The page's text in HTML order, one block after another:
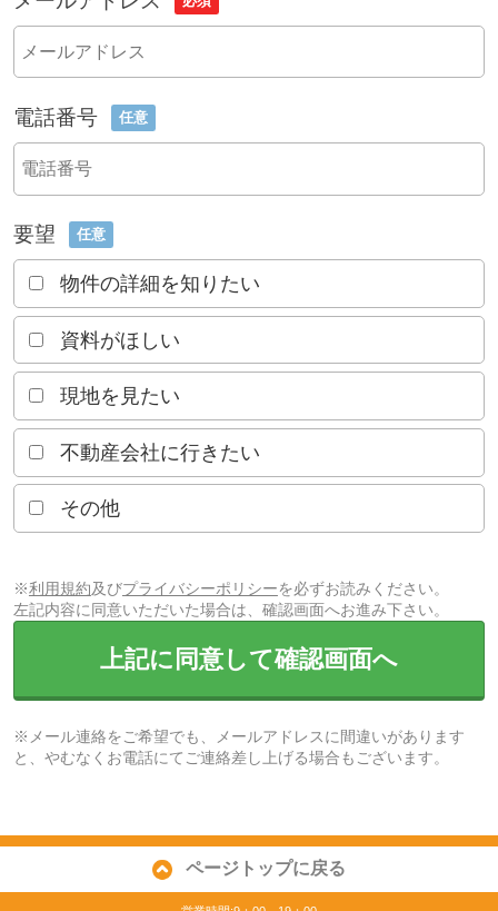
電話番号 任意
要望 任意
物件の詳細を知りたい
資料がほしい
現地を見たい
不動産会社に行きたい
その他
※利用規約及びプライバシーポリシーを必ずお読みください。
左記内容に同意いただいた場合は、確認画面へお進み下さい。
上記に同意して確認画面へ
※メール連絡をご希望でも、メールアドレスに間違いがあります
と、やむなくお電話にてご連絡差し上げる場合もございます。
ページトップに戻る